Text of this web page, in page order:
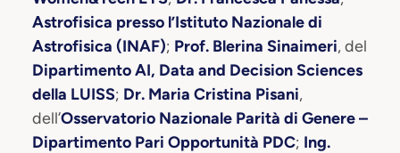
Astrofisica presso l’Istituto Nazionale di
Astrofisica (INAF); Prof. Blerina Sinaimeri, del
Dipartimento AI, Data and Decision Sciences
della LUISS; Dr. Maria Cristina Pisani,
dell’Osservatorio Nazionale Parità di Genere –
Dipartimento Pari Opportunità PDC; Ing.